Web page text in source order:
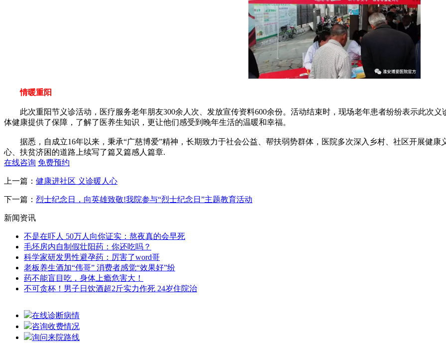
情暖重阳
此次重阳节义诊活动，医疗服务老年朋友300余人次、发放宣传资料600余份。活动结束时，现场老年患者纷纷表示此次
体健康提供了保障，了解了医养生知识，更让他们感受到晚年生活的温暖和幸福。
据悉，自成立16年以来，秉承“广慈博爱”精神，长期致力于社会公益、帮扶弱势群体，医院多次深入乡村、社区开展健康
心、扶贫济困的道路上续写了篇又篇感人篇章.
在线咨询 免费预约
上一篇： 健康进社区 义诊暖人心
下一篇： 烈士纪念日，向英雄致敬!我院参与“烈士纪念日”主题教育活动
新闻资讯
不是在吓人 50万人向你证实：熬夜真的会早死
毛坯房内自制假壮阳药：你还吃吗？
科学家研发男性避孕药：厉害了word哥
老板养生酒加“伟哥” 消费者感觉“效果好”纷
药不能盲目吃，身体上瘾危害大！
不可贪杯！男子日饮酒超2斤实力作死 24岁住院治
在线诊断病情
咨询收费情况
询问来院路线